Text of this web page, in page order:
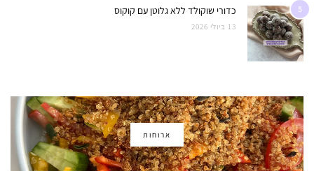
5 כדורי שוקולד ללא גלוטן עם קוקוס
13 ביולי 2026
ארוחות